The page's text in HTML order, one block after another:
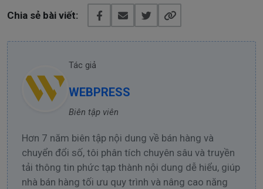
Chia sẻ bài viết:
Tác giả
WEBPRESS
Biên tập viên
Hơn 7 năm biên tập nội dung về bán hàng và
chuyển đổi số, tôi phân tích chuyên sâu và truyền
tải thông tin phức tạp thành nội dung dễ hiểu, giúp
nhà bán hàng tối ưu quy trình và nâng cao năng